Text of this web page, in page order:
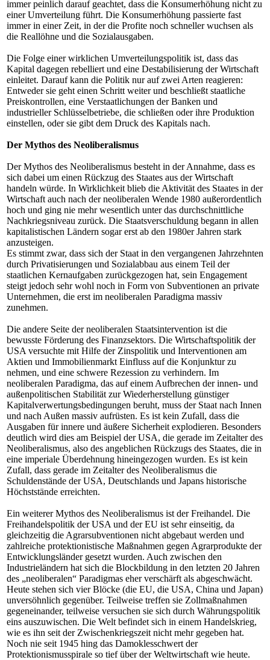
immer peinlich darauf geachtet, dass die Konsumerhöhung nicht zu
einer Umverteilung führt. Die Konsumerhöhung passierte fast
immer in einer Zeit, in der die Profite noch schneller wuchsen als
die Reallöhne und die Sozialausgaben.
Die Folge einer wirklichen Umverteilungspolitik ist, dass das
Kapital dagegen rebelliert und eine Destabilisierung der Wirtschaft
einleitet. Darauf kann die Politik nur auf zwei Arten reagieren:
Entweder sie geht einen Schritt weiter und beschließt staatliche
Preiskontrollen, eine Verstaatlichungen der Banken und
industrieller Schlüsselbetriebe, die schließen oder ihre Produktion
einstellen, oder sie gibt dem Druck des Kapitals nach.
Der Mythos des Neoliberalismus
Der Mythos des Neoliberalismus besteht in der Annahme, dass es
sich dabei um einen Rückzug des Staates aus der Wirtschaft
handeln würde. In Wirklichkeit blieb die Aktivität des Staates in der
Wirtschaft auch nach der neoliberalen Wende 1980 außerordentlich
hoch und ging nie mehr wesentlich unter das durchschnittliche
Nachkriegsniveau zurück. Die Staatsverschuldung begann in allen
kapitalistischen Ländern sogar erst ab den 1980er Jahren stark
anzusteigen.
Es stimmt zwar, dass sich der Staat in den vergangenen Jahrzehnten
durch Privatisierungen und Sozialabbau aus einem Teil der
staatlichen Kernaufgaben zurückgezogen hat, sein Engagement
steigt jedoch sehr wohl noch in Form von Subventionen an private
Unternehmen, die erst im neoliberalen Paradigma massiv
zunehmen.
Die andere Seite der neoliberalen Staatsintervention ist die
bewusste Förderung des Finanzsektors. Die Wirtschaftspolitik der
USA versuchte mit Hilfe der Zinspolitik und Interventionen am
Aktien und Immobilienmarkt Einfluss auf die Konjunktur zu
nehmen, und eine schwere Rezession zu verhindern. Im
neoliberalen Paradigma, das auf einem Aufbrechen der innen- und
außenpolitischen Stabilität zur Wiederherstellung günstiger
Kapitalverwertungsbedingungen beruht, muss der Staat nach Innen
und nach Außen massiv aufrüsten. Es ist kein Zufall, dass die
Ausgaben für innere und äußere Sicherheit explodieren. Besonders
deutlich wird dies am Beispiel der USA, die gerade im Zeitalter des
Neoliberalismus, also des angeblichen Rückzugs des Staates, die in
eine imperiale Überdehnung hineingezogen wurden. Es ist kein
Zufall, dass gerade im Zeitalter des Neoliberalismus die
Schuldenstände der USA, Deutschlands und Japans historische
Höchststände erreichten.
Ein weiterer Mythos des Neoliberalismus ist der Freihandel. Die
Freihandelspolitik der USA und der EU ist sehr einseitig, da
gleichzeitig die Agrarsubventionen nicht abgebaut werden und
zahlreiche protektionistische Maßnahmen gegen Agrarprodukte der
Entwicklungsländer gesetzt wurden. Auch zwischen den
Industrieländern hat sich die Blockbildung in den letzten 20 Jahren
des „neoliberalen“ Paradigmas eher verschärft als abgeschwächt.
Heute stehen sich vier Blöcke (die EU, die USA, China und Japan)
unversöhnlich gegenüber. Teilweise treffen sie Zollmaßnahmen
gegeneinander, teilweise versuchen sie sich durch Währungspolitik
eins auszuwischen. Die Welt befindet sich in einem Handelskrieg,
wie es ihn seit der Zwischenkriegszeit nicht mehr gegeben hat.
Noch nie seit 1945 hing das Damoklesschwert der
Protektionismusspirale so tief über der Weltwirtschaft wie heute.